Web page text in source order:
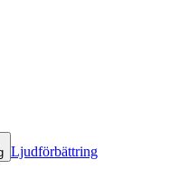
Ljudförbättring